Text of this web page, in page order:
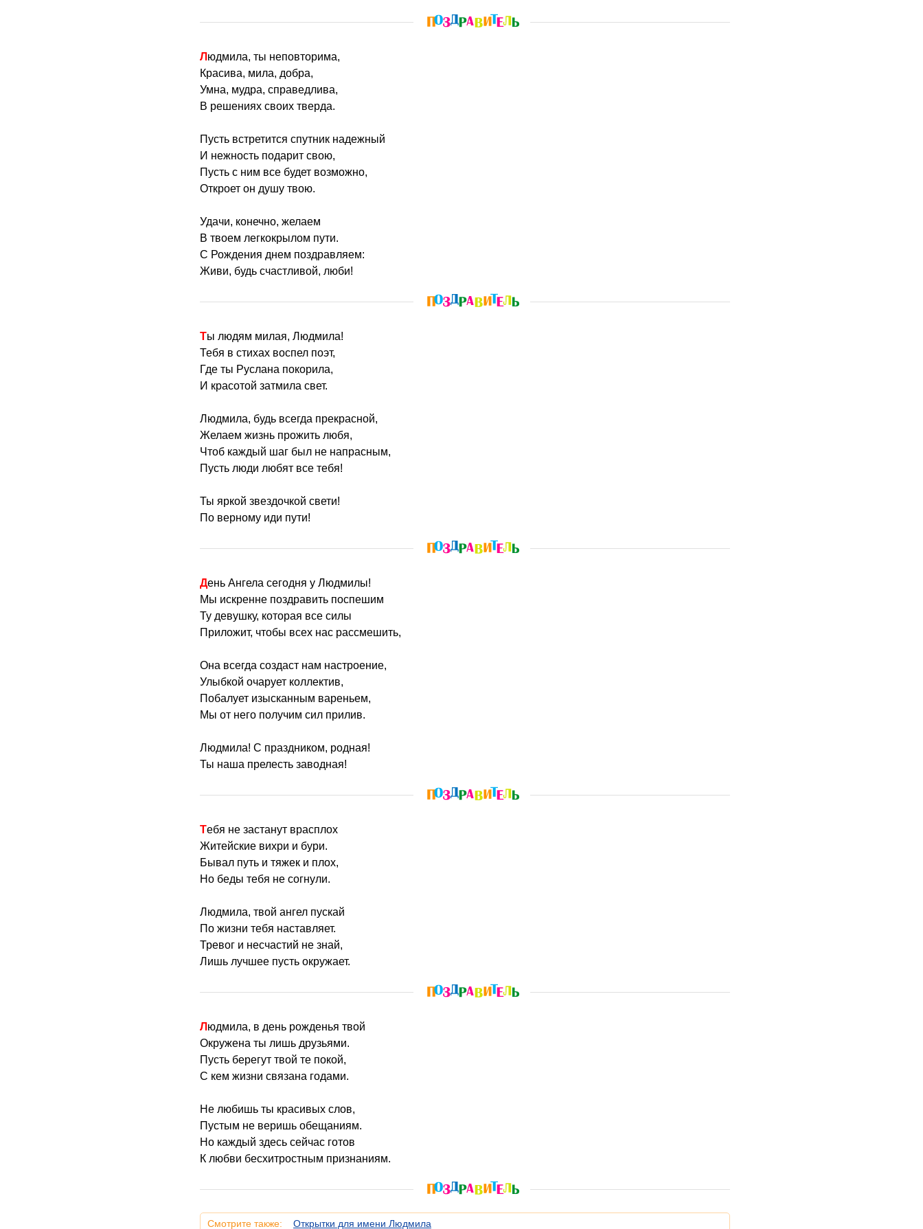
Людмила, ты неповторима,
Красива, мила, добра,
Умна, мудра, справедлива,
В решениях своих тверда.
Пусть встретится спутник надежный
И нежность подарит свою,
Пусть с ним все будет возможно,
Откроет он душу твою.
Удачи, конечно, желаем
В твоем легкокрылом пути.
С Рождения днем поздравляем:
Живи, будь счастливой, люби!
Ты людям милая, Людмила!
Тебя в стихах воспел поэт,
Где ты Руслана покорила,
И красотой затмила свет.
Людмила, будь всегда прекрасной,
Желаем жизнь прожить любя,
Чтоб каждый шаг был не напрасным,
Пусть люди любят все тебя!
Ты яркой звездочкой свети!
По верному иди пути!
День Ангела сегодня у Людмилы!
Мы искренне поздравить поспешим
Ту девушку, которая все силы
Приложит, чтобы всех нас рассмешить,
Она всегда создаст нам настроение,
Улыбкой очарует коллектив,
Побалует изысканным вареньем,
Мы от него получим сил прилив.
Людмила! С праздником, родная!
Ты наша прелесть заводная!
Тебя не застанут врасплох
Житейские вихри и бури.
Бывал путь и тяжек и плох,
Но беды тебя не согнули.
Людмила, твой ангел пускай
По жизни тебя наставляет.
Тревог и несчастий не знай,
Лишь лучшее пусть окружает.
Людмила, в день рожденья твой
Окружена ты лишь друзьями.
Пусть берегут твой те покой,
С кем жизни связана годами.
Не любишь ты красивых слов,
Пустым не веришь обещаниям.
Но каждый здесь сейчас готов
К любви бесхитростным признаниям.
Смотрите также: Открытки для имени Людмила